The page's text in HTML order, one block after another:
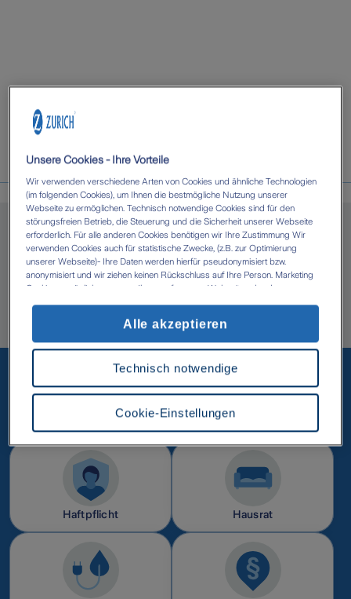
Über uns
Fabian Kaptan in Braunschweig
Herzlich willkommen bei Ihrer Bezirksdirektion
Fabian Kaptan.
Unsere beliebtesten
Versicherungen
Haftpflicht Hausrat
Unsere Cookies - Ihre Vorteile
Wir verwenden verschiedene Arten von Cookies und ähnliche Technologien
(im folgenden Cookies), um Ihnen die bestmögliche Nutzung unserer
Webseite zu ermöglichen. Technisch notwendige Cookies sind für den
störungsfreien Betrieb, die Steuerung und die Sicherheit unserer Webseite
erforderlich. Für alle anderen Cookies benötigen wir Ihre Zustimmung Wir
verwenden Cookies auch für statistische Zwecke, (z.B. zur Optimierung
unserer Webseite)- Ihre Daten werden hierfür pseudonymisiert bzw.
anonymisiert und wir ziehen keinen Rückschluss auf Ihre Person. Marketing
Cookies ermöglichen es uns, Ihnen auf unserer Webseite oder den
akzeptieren' erlauben Sie uns die Datenverarbeitung durch sämtliche dieser
Cookies durch uns oder unsere technologischen Partner, ggf. auch zu eigenen
Zwecken. Im Zusammenhang mit der Nutzung von Drittanbieter-Tools (z.B.
Google Analytics) kann es zu einer Datenübermittlung in Länder kommen, die
besteht dort das Risiko, dass Behörden die Daten nutzen und analysieren
sowie Ihre Betroffenenrechte nicht durchgesetzt werden können- Ihre
Einwilligung können Sie jederzeit über die Cookie Einstellungen mit Wirkung
für die Zukunft widerrufen. Weitere Informationen zu Cookies und der
Widerrufsmöglichkeit finden Sie unter den folgenden Links Datenschutz
Cookie-Einstellungen
Technisch notwendige
Alle akzeptieren